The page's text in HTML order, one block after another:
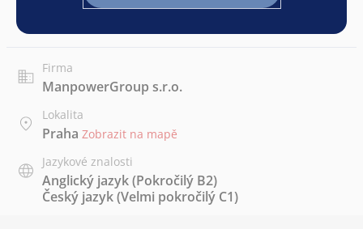
Firma
ManpowerGroup s.r.o.
Lokalita
Praha Zobrazit na mapě
Jazykové znalosti
Anglický jazyk(Pokročilý B2)
Český jazyk(Velmi pokročilý C1)